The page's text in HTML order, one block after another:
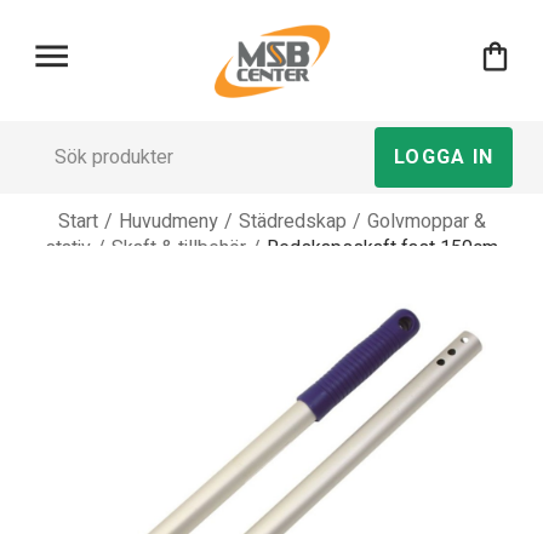
menu shopping_bag
LOGGA IN
Start / Huvudmeny / Städredskap / Golvmoppar &
stativ / Skaft & tillbehör / Redskapsskaft fast 150cm